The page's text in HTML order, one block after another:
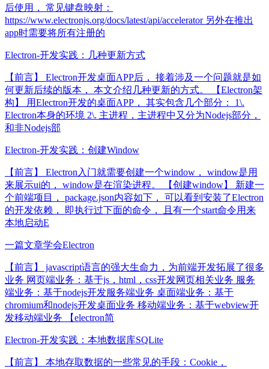
后使用， 常见键盘映射：
https://www.electronjs.org/docs/latest/api/accelerator 另外在推出
app时需要将所有注册的
Electron-开发实践：几种更新方式
【前言】 Electron开发桌面APP后， 接着涉及一个问题就是如
何更新后续的版本， 本文介绍几种更新的方式。 【Electron架
构】 用Electron开发的桌面APP， 其实包含几个部分： 1\.
Electron本身的环境 2\. 主进程，主进程中又分为Nodejs部分，
和非Nodejs部
Electron-开发实践：创建Window
【前言】 Electron入门就需要创建一个window， window是用
来展示ui的， window是在渲染进程。 【创建window】 新建一
个前端项目， package.json内容如下， 可以看到安装了Electron
的开发依赖， 即执行过下面的命令， 且有一个start命令用来
本地启动E
一篇文章学会Electron
【前言】 javascript语言的强大生命力，为前端开发拓展了很多
业务 网页端业务：基于js，html，css开发网页相关业务 服务
端业务：基于nodejs开发服务端业务 桌面端业务：基于
chromium和nodejs开发桌面业务 移动端业务：基于webview开
发移动端业务 【electron简
Electron-开发实践：本地数据库SQLite
【前言】 本地存取数据的一些常见的手段：Cookie，